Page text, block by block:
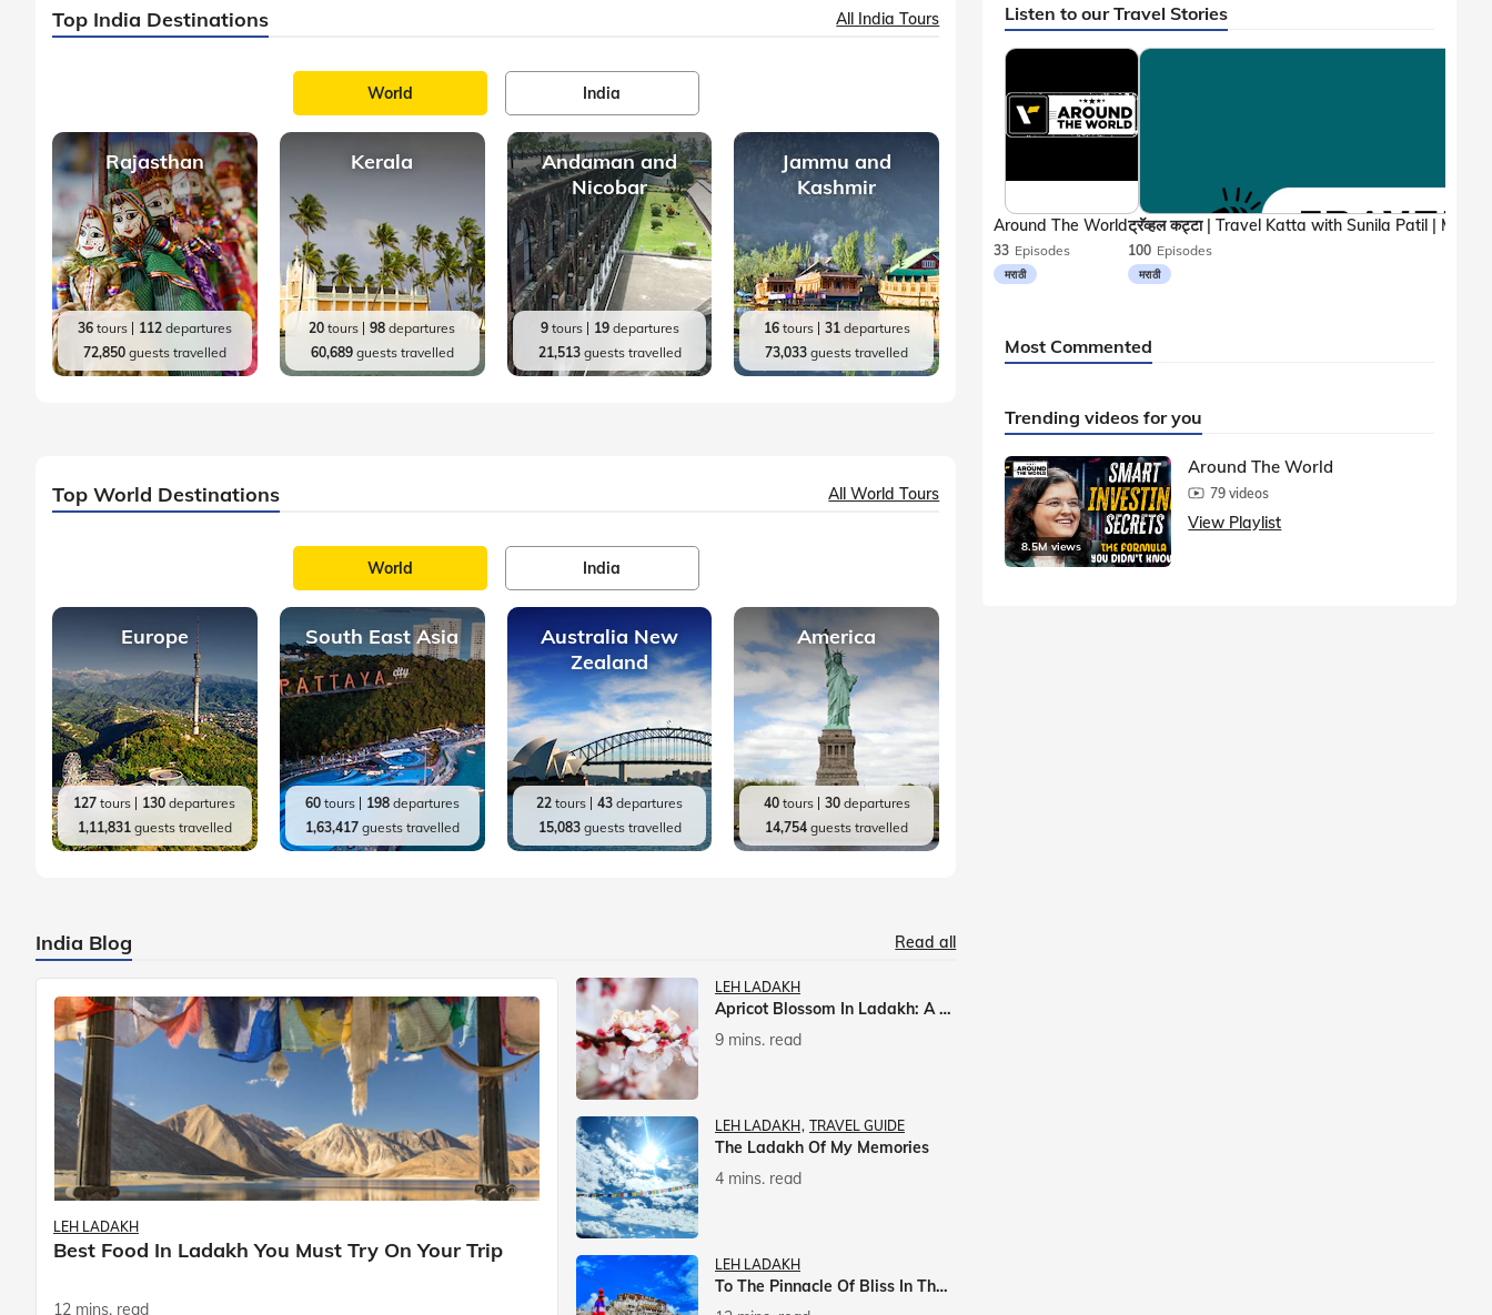
Top India Destinations All India Tours
World India
Rajasthan
36tours 112departures
72,850guests travelled
Kerala
20 tours 98 departures
60,689guests travelled
Andaman and
Nicobar
9tours 19departures
21,513guests travelled
Jammu and
Kashmir
16tours 31departures
73,033 guests travelled
Top World Destinations All World Tours
World India
Europe
127 tours 130 departures
1,11,831guests travelled
South East Asia
60tours 198departures
1,63,417guests travelled
Australia New
Zealand
22 tours 43 departures
15,083guests travelled
America
40tours 30departures
14,754 guests travelled
India Blog Read all
LEH LADAKH
Best Food In Ladakh You Must Try On Your Trip
12 mins. read
LEH LADAKH
Apricot Blossom In Ladakh: A Springtime Spectacle
9 mins. read
LEH LADAKH TRAVEL GUIDE
The Ladakh Of My Memories
4 mins. read
LEH LADAKH
To The Pinnacle Of Bliss In The Himalayas
Listen to our Travel Stories
33 Episodes
मराठी
Around The World
100 Episodes
मराठी
Most Commented
Trending videos for you
8.5M views
Around The World
79 videos
View Playlist